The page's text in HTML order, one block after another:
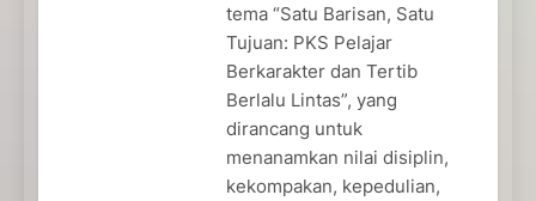
tema “Satu Barisan, Satu
Tujuan: PKS Pelajar
Berkarakter dan Tertib
Berlalu Lintas”, yang
dirancang untuk
menanamkan nilai disiplin,
kekompakan, kepedulian,